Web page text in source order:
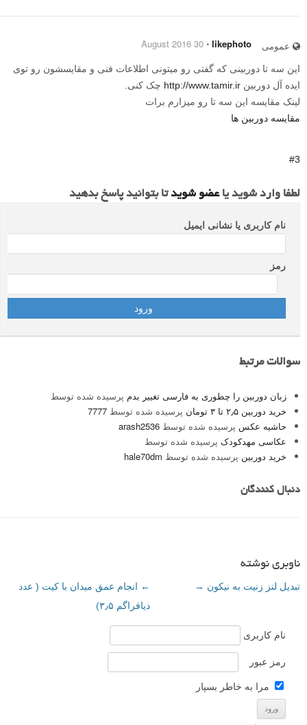
عمومی likephoto
⋅
30 August 2016
این سه تا دوربینی که گفتی رو میتونی اطلاعات فنی و مقایسشون رو توی
ایده آل دوربین http://www.tamir.ir چک کنی.
لینک مقایسه این سه تا رو میزارم برات
مقایسه دوربین ها
#3
لطفا وارد شوید یاعضو شویدتا بتوانید پاسخ بدهید
نام کاربری یا نشانی ایمیل
رمز
سوالات مرتبط
زبان دوربین را چطوری به فارسی تغییر بدم پرسیده شده توسط
خرید دوربین ۲٫۵ تا ۳ تومان
پرسیده شده توسط 7777
حاشیه عکس پرسیده شده توسط arash2536
عکاسی مهدکودک پرسیده شده توسط
خرید دوربین پرسیده شده توسط hale70dm
دنبال کنندگان
ناوبری نوشته
← انجام عمق میدان با کیت ( عدد
دیافراگم ۳٫۵)
تبدیل لنز زنیت به نیکون →
نام کاربری
رمز عبور
مرا به خاطر بسپار